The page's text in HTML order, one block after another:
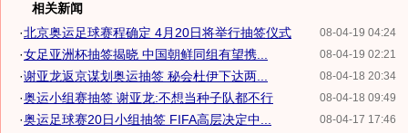
相关新闻
08-04-19 04:24
·北京奥运足球赛程确定 4月20日将举行抽签仪式
08-04-19 02:21
·女足亚洲杯抽签揭晓 中国朝鲜同组有望携...
08-04-18 20:34
·谢亚龙返京谋划奥运抽签 秘会杜伊下达两...
08-04-18 09:49
·奥运小组赛抽签 谢亚龙:不想当种子队都不行
08-04-17 17:46
·奥运足球赛20日小组抽签 FIFA高层决定中...